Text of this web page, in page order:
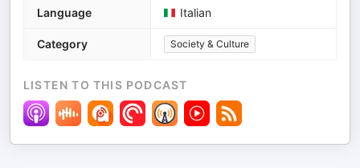
Language Italian
Category Society & Culture
LISTEN TO THIS PODCAST